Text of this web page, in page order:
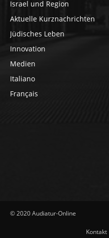
Israel und Region
Aktuelle Kurznachrichten
Jüdisches Leben
Innovation
Medien
Italiano
Français
© 2020 Audiatur-Online
Kontakt